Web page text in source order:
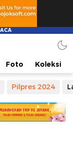
Foto Koleksi
Pilpres 2024